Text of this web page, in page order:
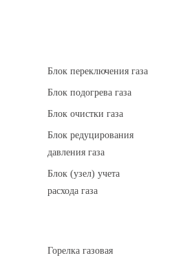
Блок переключения газа
Блок подогрева газа
Блок очистки газа
Блок редуцирования
давления газа
Блок (узел) учета
расхода газа
Горелка газовая